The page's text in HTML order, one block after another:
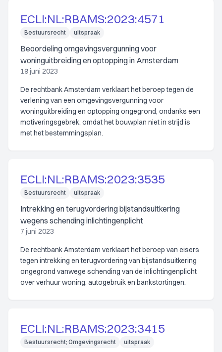
ECLI:NL:RBAMS:2023:4571
Bestuursrecht uitspraak
Beoordeling omgevingsvergunning voor
woninguitbreiding en optopping in Amsterdam
19 juni 2023
De rechtbank Amsterdam verklaart het beroep tegen de
verlening van een omgevingsvergunning voor
woninguitbreiding en optopping ongegrond, ondanks een
motiveringsgebrek, omdat het bouwplan niet in strijd is
met het bestemmingsplan.
ECLI:NL:RBAMS:2023:3535
Bestuursrecht uitspraak
Intrekking en terugvordering bijstandsuitkering
wegens schending inlichtingenplicht
7 juni 2023
De rechtbank Amsterdam verklaart het beroep van eisers
tegen intrekking en terugvordering van bijstandsuitkering
ongegrond vanwege schending van de inlichtingenplicht
over verhuur woning, autogebruik en bankstortingen.
ECLI:NL:RBAMS:2023:3415
Bestuursrecht; Omgevingsrecht uitspraak